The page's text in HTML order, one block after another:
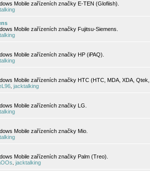
Mobile zařízeních značky E-TEN (Glofiish).
Mobile zařízeních značky Fujitsu-Siemens.
Mobile zařízeních značky HP (iPAQ).
Mobile zařízeních značky HTC (HTC, MDA, XDA,
jacktalking
Mobile zařízeních značky LG.
Mobile zařízeních značky Mio.
Mobile zařízeních značky Palm (Treo).
jacktalking